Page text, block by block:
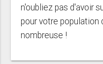
n'oubliez pas d'avoir
pour votre population
nombreuse !